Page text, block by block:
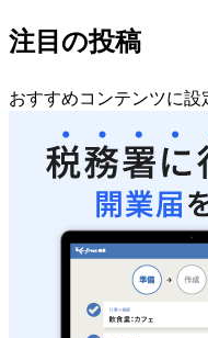
注目の投稿
おすすめコンテンツに